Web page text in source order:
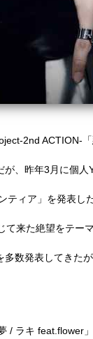
2nd ACTION-「
、昨年3月に個
ティア」を発表し
来た絶望をテー
数発表してきた
/ ラキ feat.flower